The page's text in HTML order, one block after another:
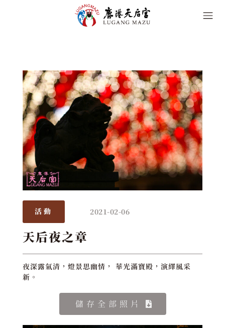
活動 2021-02-06
天后夜之章
夜深露氣清，燈景思幽情， 華光滿寶殿，演繹風采
新。
儲存全部照片